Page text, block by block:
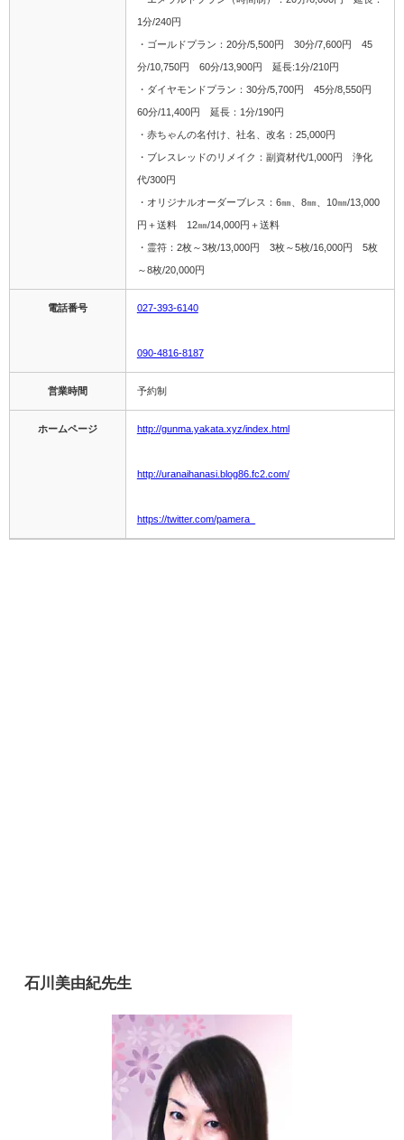
1分/240円
・ゴールドプラン：20分/5,500円 30分/7,600円 45
分/10,750円 60分/13,900円 延長:1分/210円
・ダイヤモンドプラン：30分/5,700円 45分/8,550円
60分/11,400円 延長：1分/190円
・赤ちゃんの名付け、社名、改名：25,000円
・ブレスレッドのリメイク：副資材代/1,000円 浄化
代/300円
・オリジナルオーダーブレス：6㎜、8㎜、10㎜/13,000
円＋送料 12㎜/14,000円＋送料
・霊符：2枚～3枚/13,000円 3枚～5枚/16,000円 5枚
～8枚/20,000円
電話番号 027-393-6140
090-4816-8187
営業時間 予約制
ホームページ http://gunma.yakata.xyz/index.html
http://uranaihanasi.blog86.fc2.com/
https://twitter.com/pamera_
石川美由紀先生